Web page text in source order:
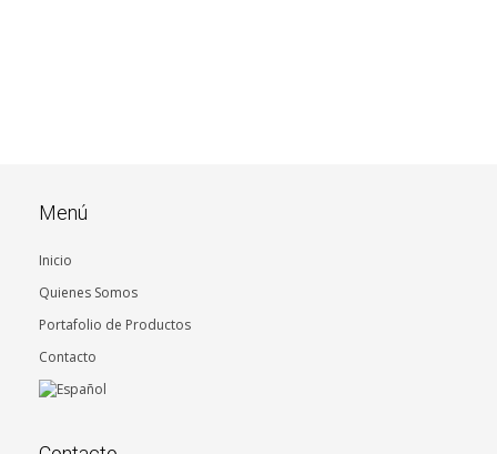
Menú
Inicio
Quienes Somos
Portafolio de Productos
Contacto